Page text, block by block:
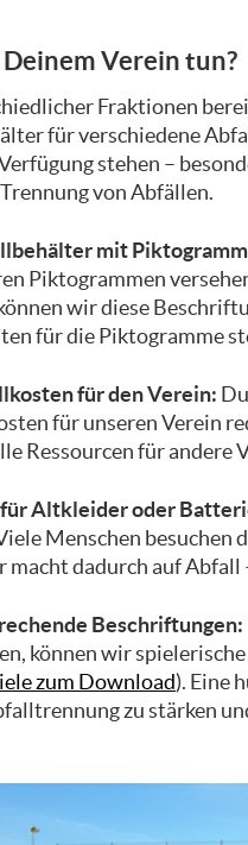
Verein tun?
Fraktionen
für verschiedene
stehen –
von Abfällen.
mit
Piktogrammen
wir diese
für die Piktogramme
für den Verein:
für unseren Verein
Ressourcen für
für Altkleider oder
Menschen
macht dadurch auf Abfall
Beschriftungen:
können wir
zum Download). Eine
zu stärken